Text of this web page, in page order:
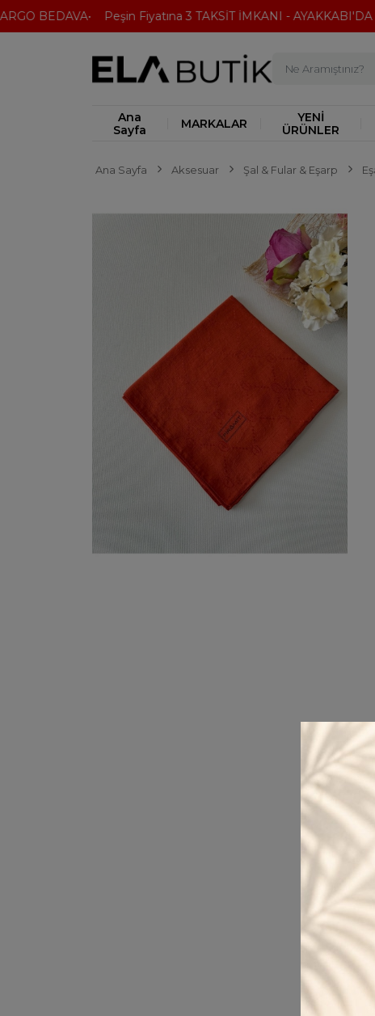
BEDAVA Peşin Fiyatına 3 TAKSİT İMKANI - AYAKKABI'DA
Ana
Sayfa
MARKALAR
YENİ
ÜRÜNLER
Ana Sayfa Aksesuar Şal & Fular & Eşarp